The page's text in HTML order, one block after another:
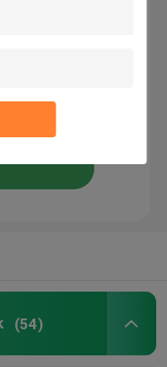
(54)